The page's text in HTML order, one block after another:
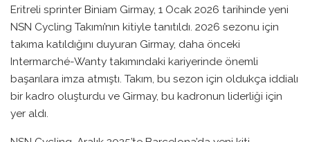
Eritreli sprinter Biniam Girmay, 1 Ocak 2026 tarihinde yeni
NSN Cycling Takımı’nın kitiyle tanıtıldı. 2026 sezonu için
takıma katıldığını duyuran Girmay, daha önceki
Intermarché-Wanty takımındaki kariyerinde önemli
başarılara imza atmıştı. Takım, bu sezon için oldukça iddialı
bir kadro oluşturdu ve Girmay, bu kadronun liderliği için
yer aldı.